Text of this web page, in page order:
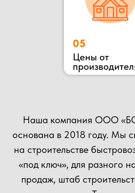
ВЫ МОЖЕТЕ ОТПРАВИТЬ СВОЙ ПРОЕКТ НА
РАСЧЕТ НАШИМ СПЕЦИАЛИСТАМ!
+7